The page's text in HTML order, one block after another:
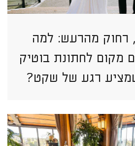
רחוק מהרעש: למה
מקום לחתונת בוטיק
רגע של שקט?